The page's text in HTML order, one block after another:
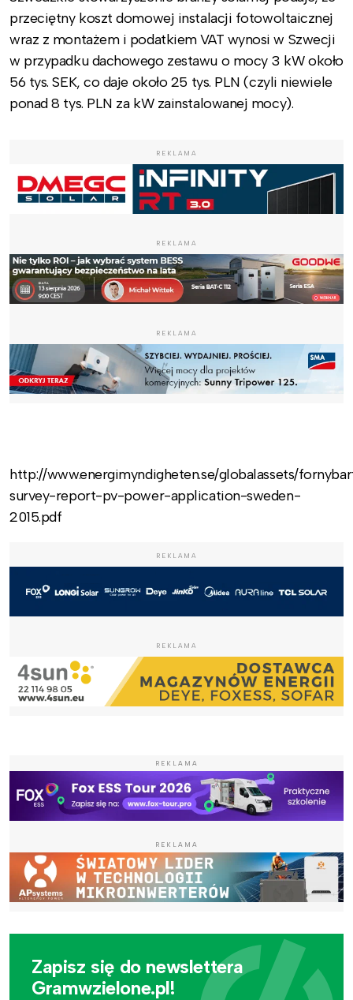
przeciętny koszt domowej instalacji fotowoltaicznej
wraz z montażem i podatkiem VAT wynosi w Szwecji
w przypadku dachowego zestawu o mocy 3 kW około
56 tys. SEK, co daje około 25 tys. PLN (czyli niewiele
ponad 8 tys. PLN za kW zainstalowanej mocy).
REKLAMA
REKLAMA
REKLAMA
http://www.energimyndigheten.se/globalassets/
survey-report-pv-power-application-sweden-
2015.pdf
REKLAMA
REKLAMA
REKLAMA
REKLAMA
Zapisz się do newslettera
Gramwzielone.pl!